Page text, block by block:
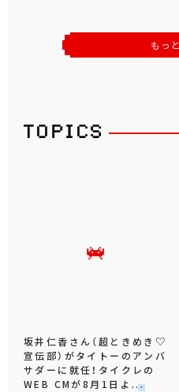
もっ
坂井仁香さん（超ときめき♡
宣伝部）がタイトーのアンバ
サダーに就任！タイクレの
WEB CMが8月1日よ...